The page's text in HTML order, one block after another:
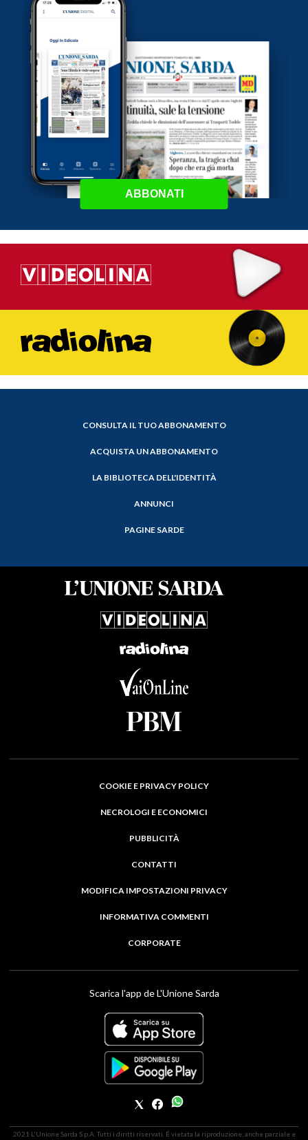
ABBONATI
CONSULTA IL TUO ABBONAMENTO
ACQUISTA UN ABBONAMENTO
LA BIBLIOTECA DELL'IDENTITÀ
ANNUNCI
PAGINE SARDE
COOKIE E PRIVACY POLICY
NECROLOGI E ECONOMICI
PUBBLICITÀ
CONTATTI
MODIFICA IMPOSTAZIONI PRIVACY
INFORMATIVA COMMENTI
CORPORATE
Scarica l'app de L'Unione Sarda
2021 L'Unione Sarda S.p.A. Tutti i diritti riservati. É vietata la riproduzione, anche parziale e